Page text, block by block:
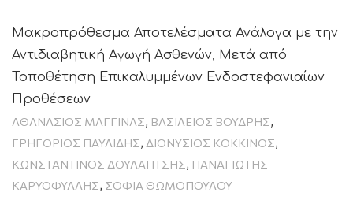
Μακροπρόθεσμα Αποτελέσματα Ανάλογα με την
Αντιδιαβητική Αγωγή Ασθενών, Μετά από
Τοποθέτηση Επικαλυμμένων Ενδοστεφανιαίων
Προθέσεων
ΑΘΑΝΑΣΙΟΣ ΜΑΓΓΙΝΑΣ, ΒΑΣΊΛΕΙΟΣ ΒΟΎΔΡΗΣ,
ΓΡΗΓΟΡΙΟΣ ΠΑΥΛΙΔΗΣ, ΔΙΟΝΥΣΙΟΣ ΚΟΚΚΙΝΟΣ,
ΚΩΝΣΤΑΝΤΙΝΟΣ ΔΟΥΛΑΠΤΣΗΣ, ΠΑΝΑΓΙΩΤΗΣ
ΚΑΡΥΟΦΥΛΛΗΣ, ΣΟΦΙΑ ΘΩΜΟΠΟΥΛΟΥ